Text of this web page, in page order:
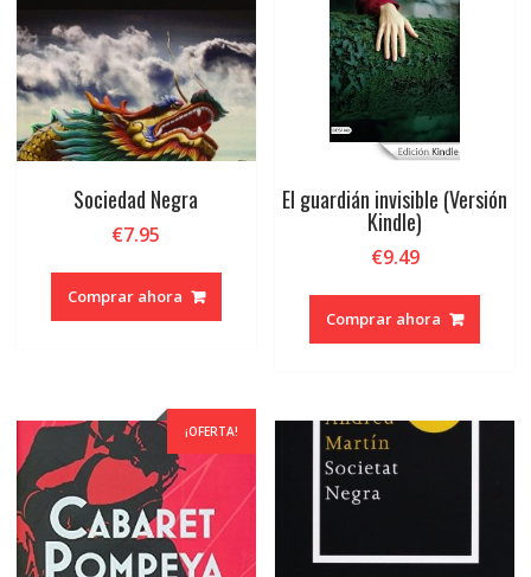
Sociedad Negra
€7.95
Comprar ahora
El guardián invisible (Versión
Kindle)
€9.49
Comprar ahora
¡OFERTA!